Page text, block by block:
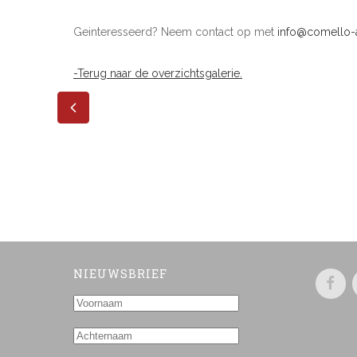
Geinteresseerd? Neem contact op met info@comello-
-Terug naar de overzichtsgalerie.
NIEUWSBRIEF